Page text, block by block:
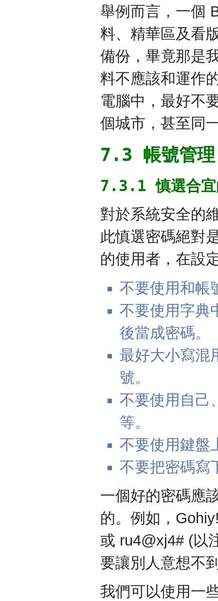
舉例而言，一個
料、精華區及看
備份，畢竟那是
料不應該和運作
電腦中，最好不
個城市，甚至同
7.3 帳號管理
7.3.1 慎選合宜
對於系統安全的
此慎選密碼絕對
的使用者，在設
不要使用和帳
不要使用字典
後當成密碼。
最好大小寫混
號。
不要使用自己
等。
不要使用鍵盤
不要把密碼寫
一個好的密碼應
的。例如，
或 ru4@xj4# (以
要讓別人意想不
我們可以使用一